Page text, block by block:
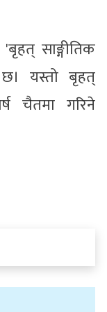
साङ्गीतिक
यस्तो बृहत्
चैतमा गरिने